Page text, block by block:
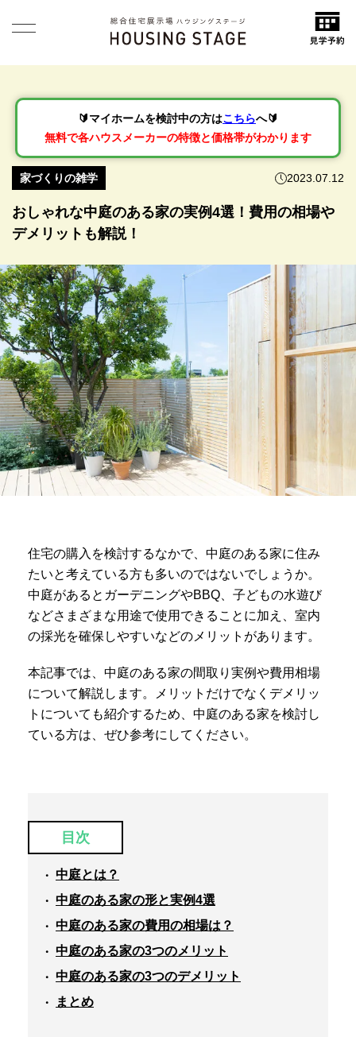
🔰マイホームを検討中の方はこちらへ🔰
無料で各ハウスメーカーの特徴と価格帯がわかります
家づくりの雑学 2023.07.12
おしゃれな中庭のある家の実例4選！費用の相場や
デメリットも解説！
住宅の購入を検討するなかで、中庭のある家に住み
たいと考えている方も多いのではないでしょうか。
中庭があるとガーデニングやBBQ、子どもの水遊び
などさまざまな用途で使用できることに加え、室内
の採光を確保しやすいなどのメリットがあります。
本記事では、中庭のある家の間取り実例や費用相場
について解説します。メリットだけでなくデメリッ
トについても紹介するため、中庭のある家を検討し
ている方は、ぜひ参考にしてください。
目次
中庭とは？
中庭のある家の形と実例4選
中庭のある家の費用の相場は？
中庭のある家の3つのメリット
中庭のある家の3つのデメリット
まとめ